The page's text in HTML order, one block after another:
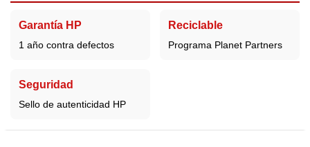
Garantía HP
1 año contra defectos
Reciclable
Programa Planet Partners
Seguridad
Sello de autenticidad HP